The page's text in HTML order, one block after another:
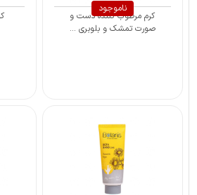
ناموجود
کرم مرطوب کننده دست و
صورت تمشک و بلوبری ...